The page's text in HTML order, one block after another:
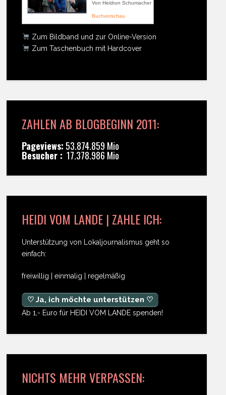
Von Heidrun Schumacher
Buchvorschau
Zum Bildband und zur Online-Version
Zum Taschenbuch mit Hardcover
ZAHLEN AB BLOGBEGINN 2011:
Pageviews: 53.874.859 Mio
Besucher : 17.378.986 Mio
HEIDI VOM LANDE | ZAHLE ICH:
Unterstützung von Lokaljournalismus geht so
einfach:
freiwillig | einmalig | regelmäßig
♡ Ja, ich möchte unterstützen ♡
Ab 1,- Euro für HEIDI VOM LANDE spenden!
NICHTS MEHR VERPASSEN: